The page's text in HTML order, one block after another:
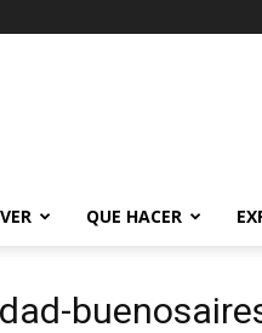
QUE HACER